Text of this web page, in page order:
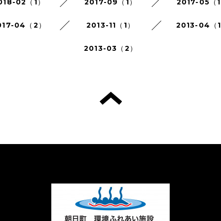
02（1） 2017-09（1） 2017-05（1
04（2） 2013-11（1） 2013-04（1
2013-03（2）